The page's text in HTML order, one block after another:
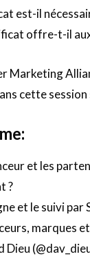
est-il
offre-t-il
Marketing
cette
et les
?
et le suivi par
marques
Dieu